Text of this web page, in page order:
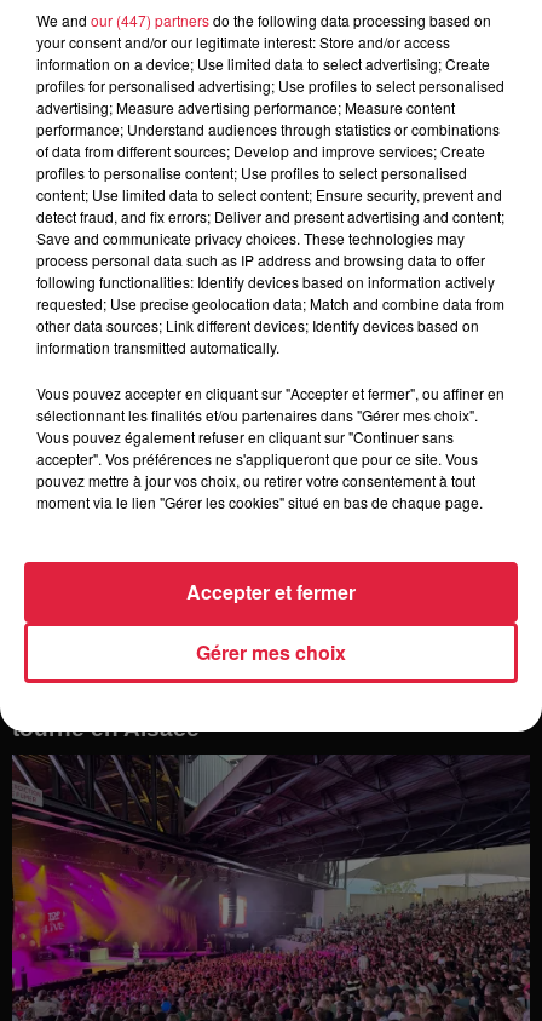
C Votre Emploi : 40 postes chez Allianz
Sur la planète people Voir plus
tourné en Alsace
We and our (447) partnersdo the following data processing based on
your consent and/or our legitimate interest: Store and/or access
information on a device; Use limited data to select advertising; Create
profiles for personalised advertising; Use profiles to select personalised
advertising; Measure advertising performance; Measure content
performance; Understand audiences through statistics or combinations
of data from different sources; Develop and improve services; Create
profiles to personalise content; Use profiles to select personalised
content; Use limited data to select content; Ensure security, prevent and
detect fraud, and fix errors; Deliver and present advertising and content;
Save and communicate privacy choices. These technologies may
process personal data such as IP address and browsing data to offer
following functionalities: Identify devices based on information actively
requested; Use precise geolocation data; Match and combine data from
other data sources; Link different devices; Identify devices based on
information transmitted automatically.
Vous pouvez accepter en cliquant sur "Accepter et fermer", ou affiner en
sélectionnant les finalités et/ou partenaires dans "Gérer mes choix".
Vous pouvez également refuser en cliquant sur "Continuer sans
accepter". Vos préférences ne s'appliqueront que pour ce site. Vous
pouvez mettre à jour vos choix, ou retirer votre consentement à tout
moment via le lien "Gérer les cookies" situé en bas de chaque page.
Gérer mes choix
Accepter et fermer